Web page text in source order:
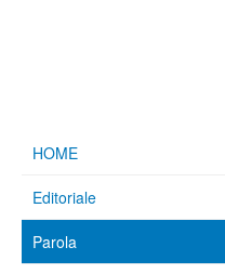
HOME
Editoriale
Parola